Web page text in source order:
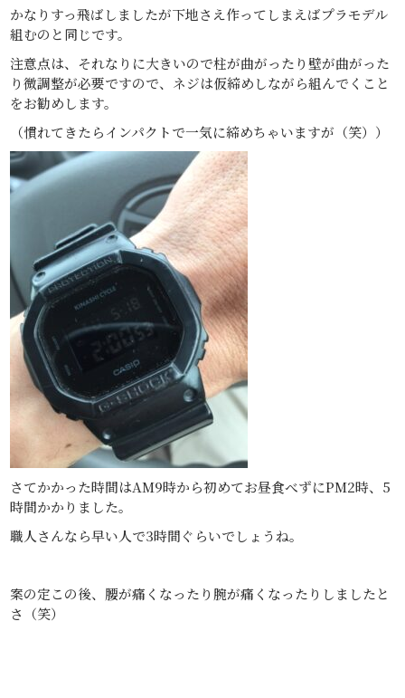
かなりすっ飛ばしましたが下地さえ作ってしまえばプラモデル
組むのと同じです。
注意点は、それなりに大きいので柱が曲がったり壁が曲がった
り微調整が必要ですので、ネジは仮締めしながら組んでくこと
をお勧めします。
（慣れてきたらインパクトで一気に締めちゃいますが（笑））
さてかかった時間はAM9時から初めてお昼食べずにPM2時、5
時間かかりました。
職人さんなら早い人で3時間ぐらいでしょうね。
案の定この後、腰が痛くなったり腕が痛くなったりしましたと
さ（笑）